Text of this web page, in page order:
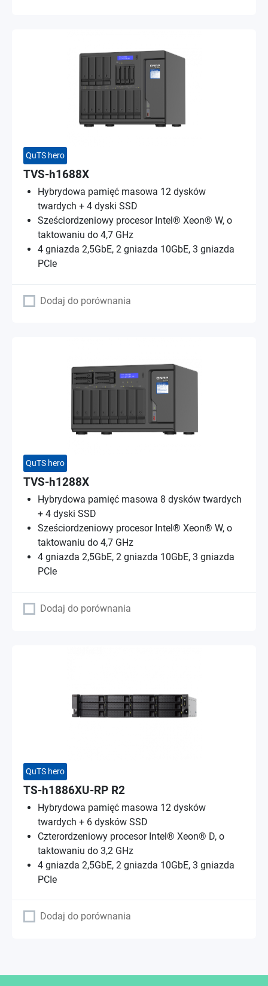
QuTS hero
TVS-h1688X
Hybrydowa pamięć masowa 12 dysków
twardych + 4 dyski SSD
Sześciordzeniowy procesor Intel® Xeon® W, o
taktowaniu do 4,7 GHz
4 gniazda 2,5GbE, 2 gniazda 10GbE, 3 gniazda
PCIe
Dodaj do porównania
QuTS hero
TVS-h1288X
Hybrydowa pamięć masowa 8 dysków twardych
+ 4 dyski SSD
Sześciordzeniowy procesor Intel® Xeon® W, o
taktowaniu do 4,7 GHz
4 gniazda 2,5GbE, 2 gniazda 10GbE, 3 gniazda
PCIe
Dodaj do porównania
QuTS hero
TS-h1886XU-RP R2
Hybrydowa pamięć masowa 12 dysków
twardych + 6 dysków SSD
Czterordzeniowy procesor Intel® Xeon® D, o
taktowaniu do 3,2 GHz
4 gniazda 2,5GbE, 2 gniazda 10GbE, 3 gniazda
PCIe
Dodaj do porównania